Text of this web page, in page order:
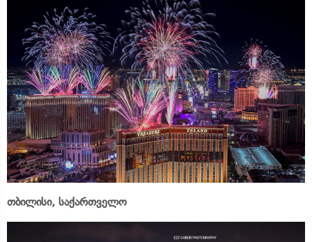
თბილისი, საქართველო